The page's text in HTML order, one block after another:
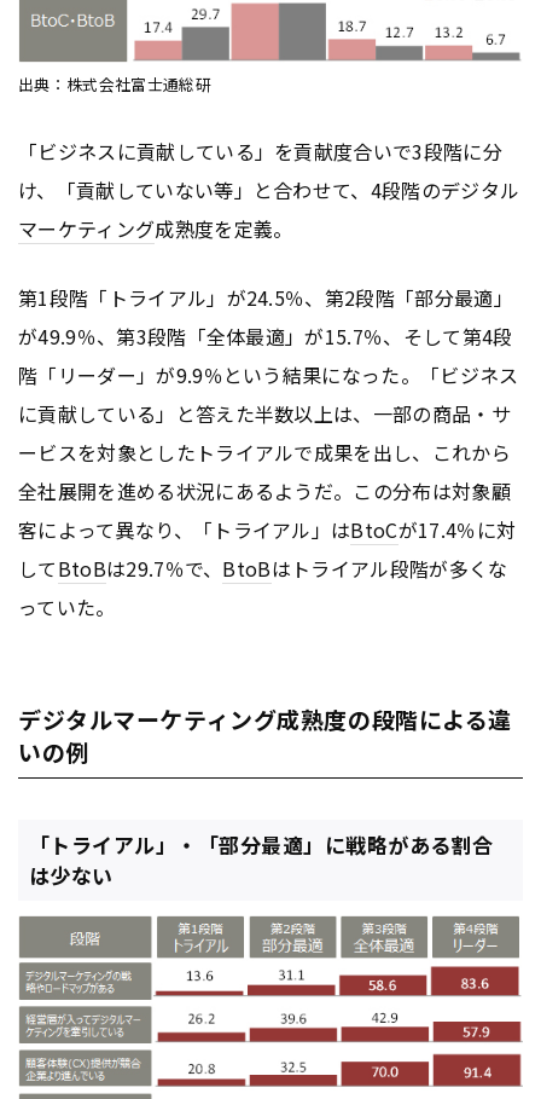
出典：株式会社富士通総研
「ビジネスに貢献している」を貢献度合いで3段階に分
け、「貢献していない等」と合わせて、4段階のデジタル
マーケティング成熟度を定義。
第1段階「トライアル」が24.5％、第2段階「部分最適」
が49.9％、第3段階「全体最適」が15.7％、そして第4段
階「リーダー」が9.9％という結果になった。「ビジネス
に貢献している」と答えた半数以上は、一部の商品・サ
ービスを対象としたトライアルで成果を出し、これから
全社展開を進める状況にあるようだ。この分布は対象顧
客によって異なり、「トライアル」はBtoCが17.4％に対
してBtoBは29.7％で、 BtoBはトライアル段階が多くな
っていた。
デジタルマーケティング成熟度の段階による違
いの例
「トライアル」・「部分最適」に戦略がある割合
は少ない